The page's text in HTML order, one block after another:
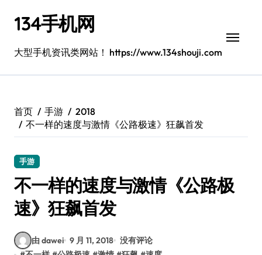
134手机网
大型手机资讯类网站！ https://www.134shouji.com
首页 手游
2018
不一样的速度与激情《公路极速》狂飙首发
手游
不一样的速度与激情《公路极
速》狂飙首发
由 dawei 9 月 11, 2018 没有评论